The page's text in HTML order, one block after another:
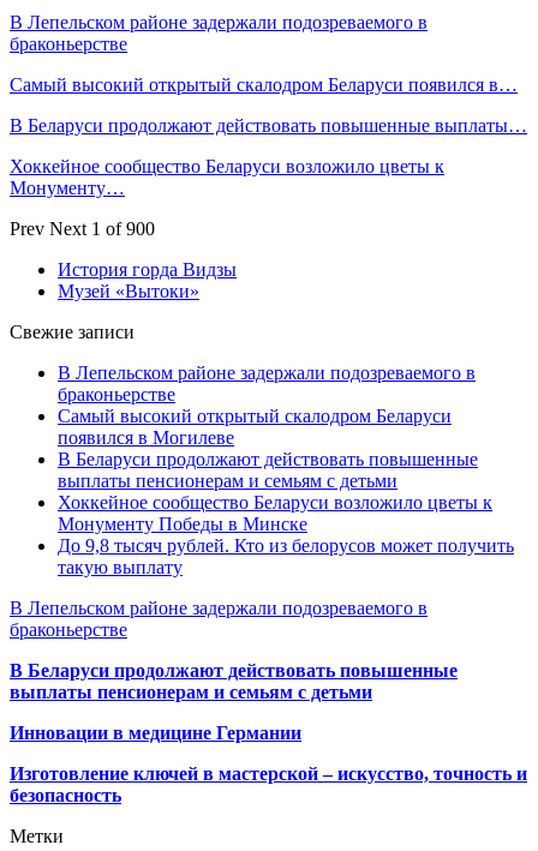
В Лепельском районе задержали подозреваемого в
браконьерстве
Самый высокий открытый скалодром Беларуси появился в…
В Беларуси продолжают действовать повышенные выплаты…
Хоккейное сообщество Беларуси возложило цветы к
Монументу…
Prev Next 1 of 900
История горда Видзы
Музей «Вытоки»
Свежие записи
В Лепельском районе задержали подозреваемого в
браконьерстве
Самый высокий открытый скалодром Беларуси
появился в Могилеве
В Беларуси продолжают действовать повышенные
выплаты пенсионерам и семьям с детьми
Хоккейное сообщество Беларуси возложило цветы к
Монументу Победы в Минске
До 9,8 тысяч рублей. Кто из белорусов может получить
такую выплату
В Лепельском районе задержали подозреваемого в
браконьерстве
В Беларуси продолжают действовать повышенные
выплаты пенсионерам и семьям с детьми
Инновации в медицине Германии
Изготовление ключей в мастерской – искусство, точность и
безопасность
Метки